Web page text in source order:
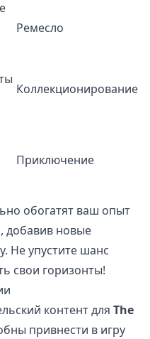
Ремесло
Коллекционирование
Приключение
обогатят ваш опыт
, добавив новые
Не упустите шанс
свои горизонты!
контент для The
привнести в игру